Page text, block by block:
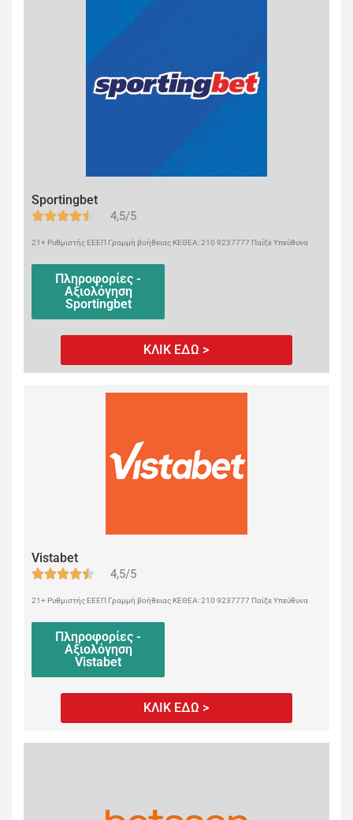
Sportingbet
4,5/5
21+ Ρυθμιστής ΕΕΕΠ Γραμμή βοήθειας ΚΕΘΕΑ: 210 9237777 Παίξε Υπεύθυνα
Πληροφορίες -
Αξιολόγηση
Sportingbet
ΚΛΙΚ ΕΔΩ >
Vistabet
4,5/5
21+ Ρυθμιστής ΕΕΕΠ Γραμμή βοήθειας ΚΕΘΕΑ: 210 9237777 Παίξε Υπεύθυνα
Πληροφορίες -
Αξιολόγηση
Vistabet
ΚΛΙΚ ΕΔΩ >